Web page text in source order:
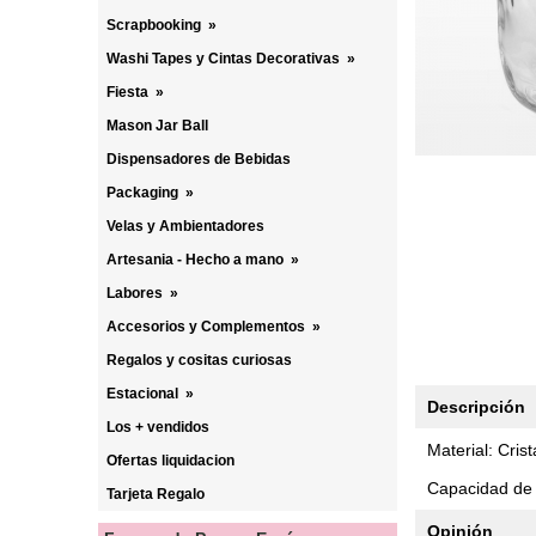
Scrapbooking »
Washi Tapes y Cintas Decorativas »
Fiesta »
Mason Jar Ball
Dispensadores de Bebidas
Packaging »
Velas y Ambientadores
Artesania - Hecho a mano »
Labores »
Accesorios y Complementos »
Regalos y cositas curiosas
Estacional
»
Los + vendidos
Ofertas liquidacion
Tarjeta Regalo
Descripción
Material:
Capacidad de
Opinión